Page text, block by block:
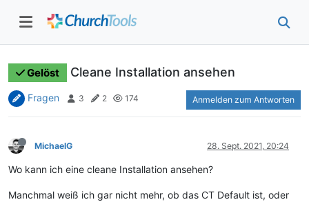
Gelöst Cleane Installation ansehen
Fragen 3 2 174 Anmelden zum Antworten
MichaelG 28. Sept. 2021, 20:24
Wo kann ich eine cleane Installation ansehen?
Manchmal weiß ich gar nicht mehr, ob das CT Default ist, oder